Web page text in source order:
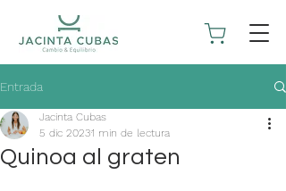
Entrada
Quinoa al graten
Jacinta Cubas
5 dic 20231 min de lectura